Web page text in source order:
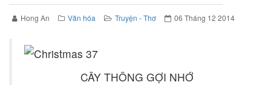
Hong An Văn hóa Truyện - Thơ 06 Tháng 12 2014
CÂY THÔNG GỢI NHỚ